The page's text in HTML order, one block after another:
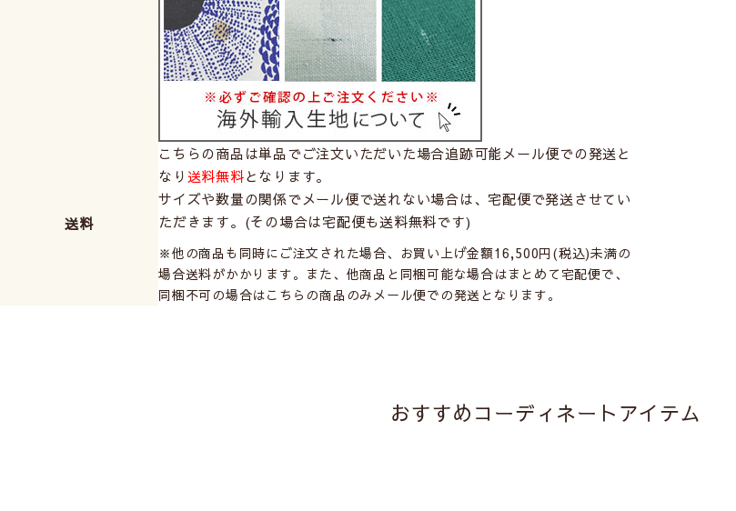
送料
こちらの商品は単品でご注文いただいた場合追跡可能メール便での発送と
なり送料無料となります。
サイズや数量の関係でメール便で送れない場合は、宅配便で発送させてい
ただきます。(その場合は宅配便も送料無料です)
※他の商品も同時にご注文された場合、お買い上げ金額16,500円(税込)未満の
場合送料がかかります。また、他商品と同梱可能な場合はまとめて宅配便で、
同梱不可の場合はこちらの商品のみメール便での発送となります。
おすすめコーディネートアイテム